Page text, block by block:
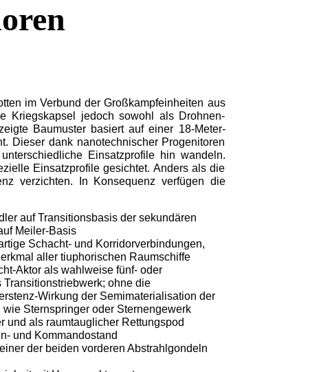
im Verbund der Großkampfeinheiten aus
Kriegskapsel jedoch sowohl als Drohnen-
Baumuster basiert auf einer 18-Meter-
Dieser dank nanotechnischer Progenitoren
Einsatzprofile hin wandeln.
Einsatzprofile gesichtet. Anders als die
verzichten. In Konsequenz verfügen die
auf Transitionsbasis der sekundären
Meiler-Basis
Schacht- und Korridorverbindungen,
aller tiuphorischen Raumschiffe
Aktor als wahlweise fünf- oder
ohne die
Wirkung der Semimaterialisation der
Sternspringer oder Sternengewerk
und als raumtauglicher Rettungspod
und Kommandostand
der beiden vorderen Abstrahlgondeln